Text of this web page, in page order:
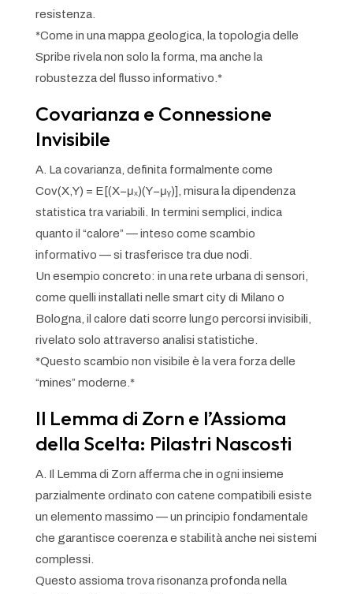
resistenza.
*Come in una mappa geologica, la topologia delle
Spribe rivela non solo la forma, ma anche la
robustezza del flusso informativo.*
Covarianza e Connessione
Invisibile
A. La covarianza, definita formalmente come
Cov(X,Y) = E[(X−μₓ)(Y−μᵧ)], misura la dipendenza
statistica tra variabili. In termini semplici, indica
quanto il “calore” — inteso come scambio
informativo — si trasferisce tra due nodi.
Un esempio concreto: in una rete urbana di sensori,
come quelli installati nelle smart city di Milano o
Bologna, il calore dati scorre lungo percorsi invisibili,
rivelato solo attraverso analisi statistiche.
*Questo scambio non visibile è la vera forza delle
“mines” moderne.*
Il Lemma di Zorn e l’Assioma
della Scelta: Pilastri Nascosti
A. Il Lemma di Zorn afferma che in ogni insieme
parzialmente ordinato con catene compatibili esiste
un elemento massimo — un principio fondamentale
che garantisce coerenza e stabilità anche nei sistemi
complessi.
Questo assioma trova risonanza profonda nella